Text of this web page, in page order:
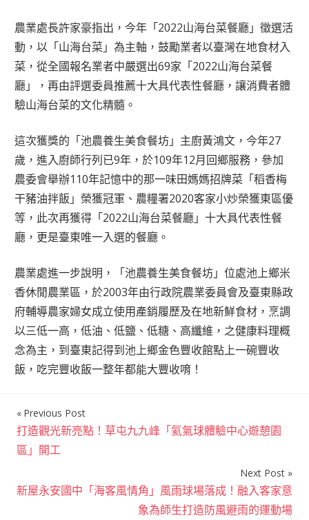
農業處長許家豪指出，今年「2022山海台菜餐廳」徵選活
動，以「山海台菜」為主軸，鼓勵業者以臺灣在地食材入
菜，從全國報名業者中嚴選出69家「2022山海台菜餐
廳」，再由評選委員推薦十大具代表性餐廳，讓消費者體
驗山海台菜的文化精髓。
這次獲獎的「池農養生美食餐坊」主廚黃鴻文，今年27
歲，進入廚師行列已9年，於109年12月回鄉服務，參加
農委會舉辦110年記憶中的那一味田媽媽招牌菜「稻香梅
干豬油拌飯」榮獲冠軍、農糧署2020客家小炒榮獲東區優
等，此次再獲得「2022山海台菜餐廳」十大具代表性餐
廳，更是臺東唯一入選的餐廳。
農業處進一步說明，「池農養生美食餐坊」位處池上鄉米
香休閒農業區，於2003年由行政院農業委員會及臺東縣政
府輔導農家婦女成立使用產銷履歷及在地新鮮食材，烹調
以三低一高，低油、低鹽、低糖、高纖維，之健康料理概
念為主，到臺東記得到池上鄉金色豐收館點上一碗豐收
飯，吃完豐收飯一整年都能大豐收唷！
文
章
覽
Previous Post
打造觀光新亮點！草屯九九峰「氦氣球體驗中心遊憩園
區」開工
Next Post
新屋永安國中「海客風情角」風雨球場落成！融入客家意
象為師生打造防風避雨的運動場